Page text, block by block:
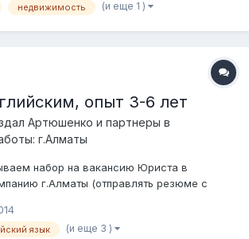
отсутствует одно здание,
недвижимость (и еще 1 )
опыт 3-6 лет
Артюшенко и партнеры в
г.Алматы
набор на вакансию Юриста в
г.Алматы (отправлять резюме с
если Вы не знаете английского языка
upper intermediate. 1.Указать город(а), в
язык (и еще 3 )